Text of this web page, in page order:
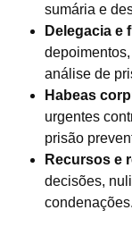
sumária e
Delegacia e
análise de
Habeas
urgentes
prisão
Recursos e
decisões,
condenações.